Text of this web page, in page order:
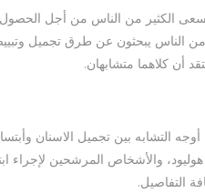
يسعى الكثير من الناس من أجل
الناس يبحثون عن طرق تجميل
أن كلاهما متشابهان.
التشابه بين تجميل الاسنان
والأشخاص المرشحين لإجراء
التفاصيل.